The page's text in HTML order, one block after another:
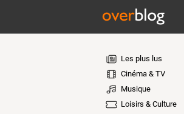
Les plus lus
Cinéma & TV
Musique
Loisirs & Culture